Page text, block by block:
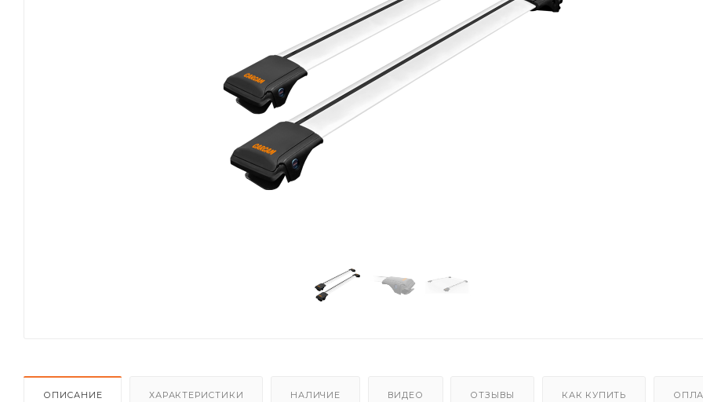
ОПИСАНИЕ ХАРАКТЕРИСТИКИ НАЛИЧИЕ ВИДЕО ОТЗЫВЫ КАК КУПИТЬ